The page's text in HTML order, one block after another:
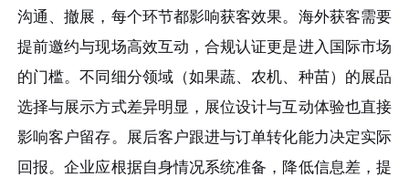
沟通、撤展，每个环节都影响获客效果。海外获客需要
提前邀约与现场高效互动，合规认证更是进入国际市场
的门槛。不同细分领域（如果蔬、农机、种苗）的展品
选择与展示方式差异明显，展位设计与互动体验也直接
影响客户留存。展后客户跟进与订单转化能力决定实际
回报。企业应根据自身情况系统准备，降低信息差，提